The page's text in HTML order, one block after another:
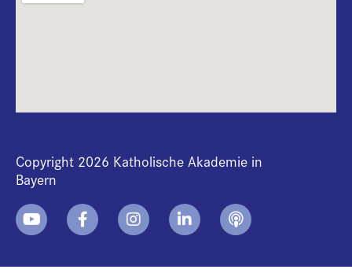
Copyright 2026 Katholische Akademie in
Bayern